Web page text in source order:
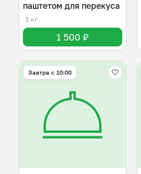
паштетом для перекуса
1 кг
1 500 ₽
Завтра c 10:00